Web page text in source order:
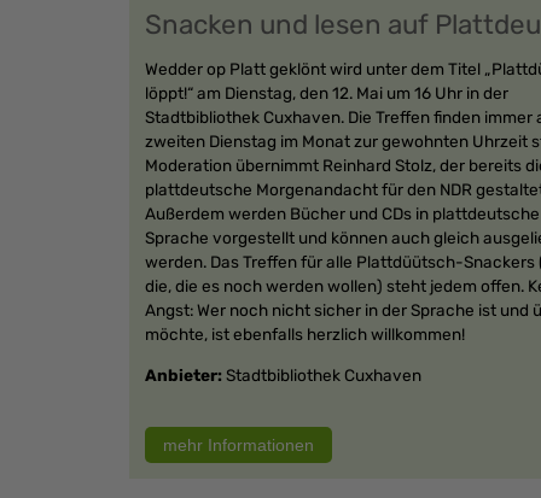
Snacken und lesen auf
Wedder op Platt geklönt wird unter dem Titel
löppt!“ am Dienstag, den 12. Mai um 16 Uhr in der
Stadtbibliothek Cuxhaven. Die Treffen finden immer
zweiten Dienstag im Monat zur gewohnten Uhrzeit
Moderation übernimmt Reinhard Stolz, der bereits
plattdeutsche Morgenandacht für den NDR
Außerdem werden Bücher und CDs in
Sprache vorgestellt und können auch gleich
werden. Das Treffen für alle Plattdüütsch-Snackers
die, die es noch werden wollen) steht jedem offen.
Angst: Wer noch nicht sicher in der Sprache ist und
möchte, ist ebenfalls herzlich willkommen!
Anbieter: Stadtbibliothek Cuxhaven